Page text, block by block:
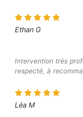
Ethan G
Intervention très
respecté, à
Léa M